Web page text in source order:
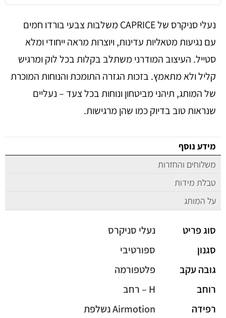
נעלי סניקרס של CAPRICE משלבות צבעי בורדו חמים
עם נגיעות מטאליות עדינות, ויוצרות מראה ייחודי ומלא
סטייל. העיצוב המודרני משתלב בקלות בכל לוק ומרגיש
קליל ולא מתאמץ. בזכות הגזרה התומכת והנוחות המוכרת
של המותג, תיהני מביטחון ונוחות בכל צעד – נעליים
שנראות טוב בדיוק כמו שהן מרגישות.
מידע נוסף
משלוחים והחזרות
טבלת מידות
על המותג
סוג פריט
נעלי סניקרס
סגנון
ספורטיבי
גובה עקב
פלטפורמה
רוחב
H – רחב
רפידה
Airmotion נשלפת